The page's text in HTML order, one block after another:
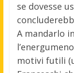
se dovesse
A mandarlo
motivi futili